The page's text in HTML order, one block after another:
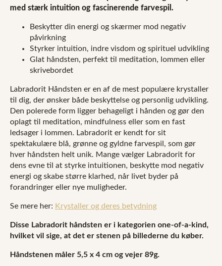
med stærk intuition og fascinerende farvespil.
Beskytter din energi og skærmer mod negativ
påvirkning
Styrker intuition, indre visdom og spirituel udvikling
Glat håndsten, perfekt til meditation, lommen eller
skrivebordet
Labradorit Håndsten er en af de mest populære krystaller
til dig, der ønsker både beskyttelse og personlig udvikling.
Den polerede form ligger behageligt i hånden og gør den
oplagt til meditation, mindfulness eller som en fast
ledsager i lommen. Labradorit er kendt for sit
spektakulære blå, grønne og gyldne farvespil, som gør
hver håndsten helt unik. Mange vælger Labradorit for
dens evne til at styrke intuitionen, beskytte mod negativ
energi og skabe større klarhed, når livet byder på
forandringer eller nye muligheder.
Se mere her: Krystaller og deres betydning
Disse Labradorit håndsten er i kategorien one-of-a-kind,
hvilket vil sige, at det er stenen på billederne du køber.
Håndstenen måler 5,5 x 4 cm og vejer 89g.